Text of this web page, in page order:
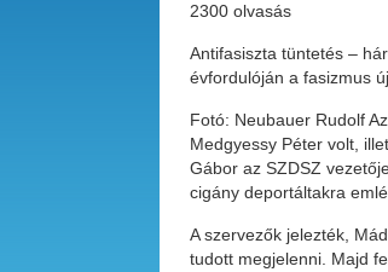
2300 olvasás
Antifasiszta tüntetés –
évfordulóján a fasizmus
Fotó: Neubauer Rudolf
Medgyessy Péter volt,
Gábor az SZDSZ
cigány deportáltakra
A szervezők jelezték,
tudott megjelenni. Majd